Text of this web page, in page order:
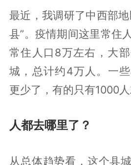
最近，我调研了中西部
县”。疫情期间这里常住
常住人口8万左右，大
城，总计约4万人。一
更少了，有的只有1000人
人都去哪里了？
从总体趋势看，这个县